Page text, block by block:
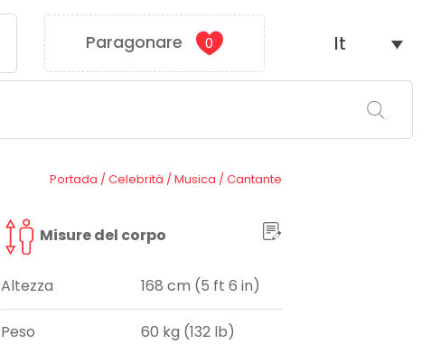
Paragonare 0 It
Portada /Celebrità /Musica /Cantante
Misure del corpo
Altezza 168 cm (5 ft 6 in)
Peso 60 kg (132 lb)